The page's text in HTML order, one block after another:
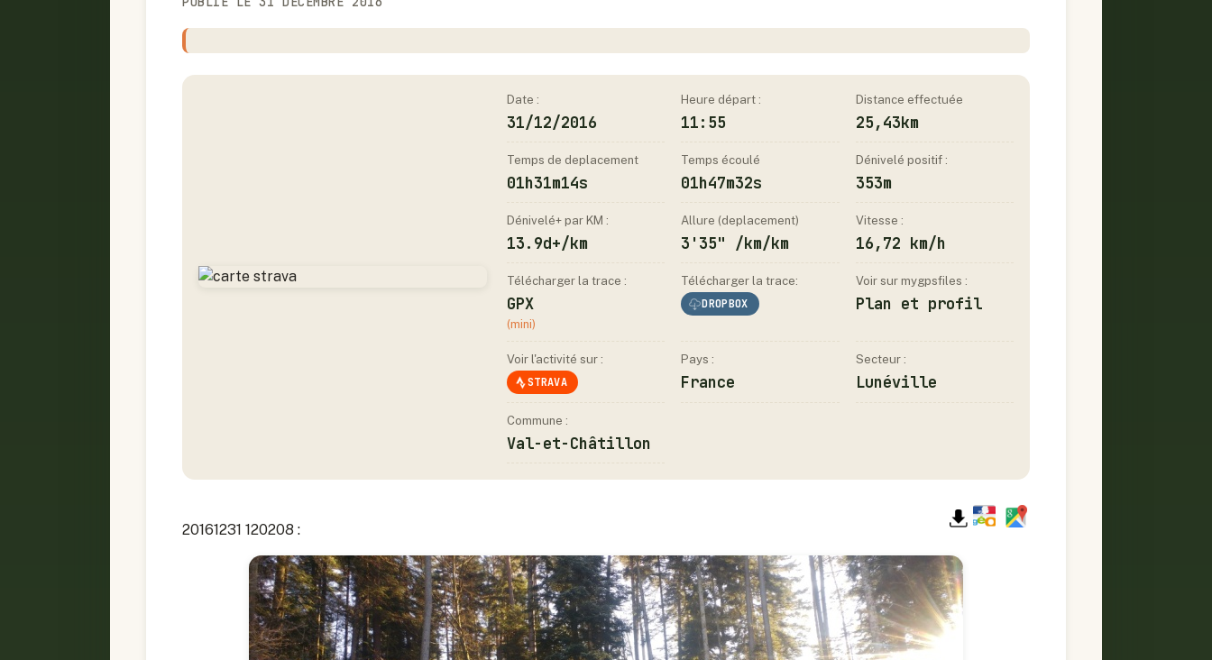
Date :
31/12/2016
Heure départ :
11:55
Distance effectuée
25,43km
Temps de deplacement
01h31m14s
Temps écoulé
01h47m32s
Dénivelé positif :
353m
Dénivelé+ par KM :
13.9d+/km
Allure (deplacement)
3'35" /km/km
Vitesse :
16,72 km/h
Télécharger la trace :
GPX
(mini)
Télécharger la trace:
DROPBOX
Voir sur mygpsfiles :
Plan et profil
Voir l'activité sur :
STRAVA
Pays :
France
Secteur :
Lunéville
Commune :
Val-et-Châtillon
20161231 120208 :